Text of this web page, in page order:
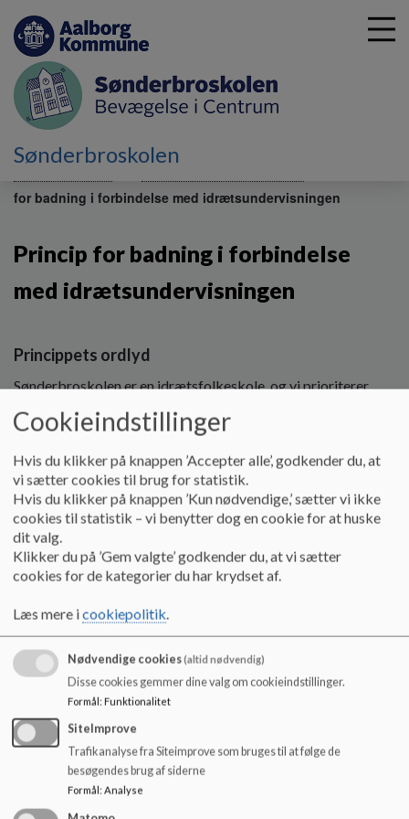
Sønderbroskolen
for badning i forbindelse med idrætsundervisningen
Princip for badning i forbindelse
med idrætsundervisningen
Princippets ordlyd
Sønderbroskolen er en idrætsfolkeskole, og vi prioriterer
fra 1. – 9. klasse skal have 6 ugentlige idrætslektioner.
I forbindelse med fysisk aktivitet belastes kroppen – man
kommer naturligt til at svede. Efter den fysiske aktivitet vil
der oftest være perioder/lektioner med mere stillesiddende
aktiviteter.
For at få det fulde udbytte af de efterfølgende
aktiviteter/lektioner er det vigtigt, at eleverne er fysisk
til at skabe et dårligt indeklima for sig selv og den øvrige
elevgruppe.
På Sønderbroskolen betragtes omklædning og badning som
en naturlig del af idrætsundervisningen, og vi ønsker at give
eleverne en idrætsmæssig dannelse og læring, hvor det er helt
naturligt at bade efter en idrætstime. Derfor skal alle
eleverne bade efter de idrætstimer, hvor der efterfølgende er
undervisning.
Ved idræt sidst på dagen vælger eleverne selv, om de vil bade
Cookieindstillinger
Hvis du klikker på knappen ’Accepter alle’, godkender du, at
vi sætter cookies til brug for statistik.
Hvis du klikker på knappen ’Kun nødvendige,’ sætter vi ikke
cookies til statistik – vi benytter dog en cookie for at huske
dit valg.
Klikker du på ’Gem valgte’ godkender du, at vi sætter
cookies for de kategorier du har krydset af.
Læs mere icookiepolitik.
Nødvendige cookies(altid nødvendig)
Disse cookies gemmer dine valg om cookieindstillinger.
Formål: Funktionalitet
SiteImprove
Trafikanalyse fra Siteimprove som bruges til at følge de
besøgendes brug af siderne
Formål : Analyse